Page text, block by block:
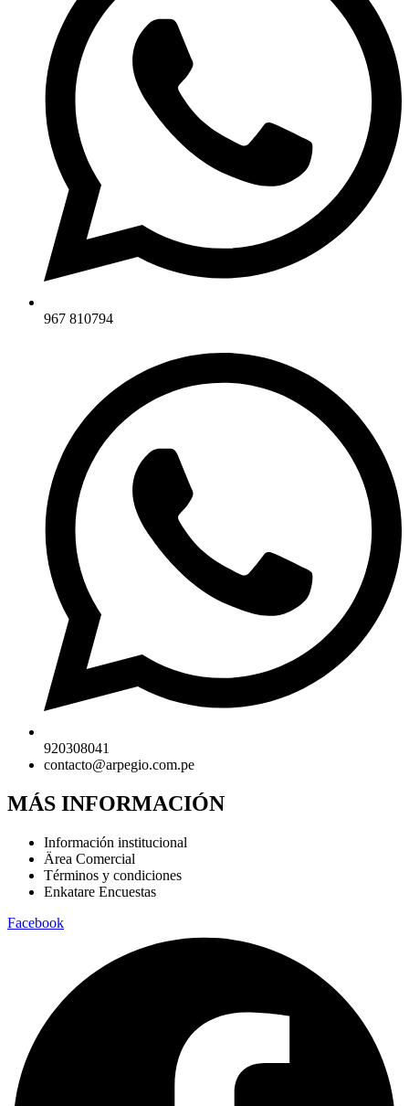
967 810794
920308041
contacto@arpegio.com.pe
MÁS INFORMACIÓN
Información institucional
Ärea Comercial
Términos y condiciones
Enkatare Encuestas
Facebook